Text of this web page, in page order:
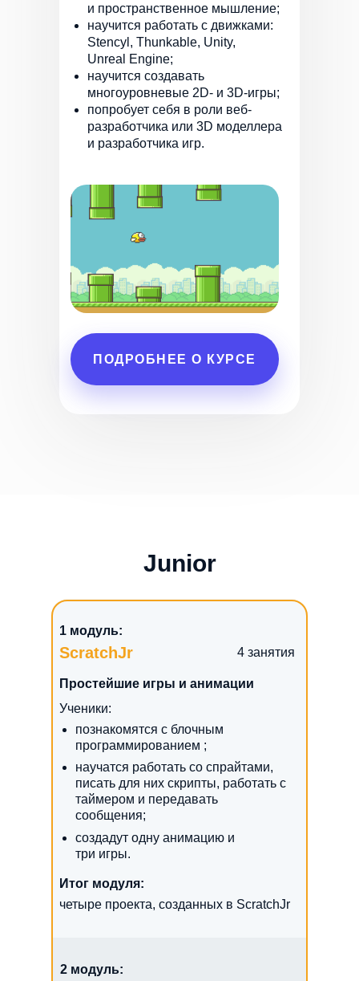
ПОДРОБНЕЕ О КУРСЕ
и пространственное мышление;
научится работать с движками:
Stencyl, Thunkable, Unity,
Unreal Engine;
научится создавать
многоуровневые 2D- и 3D-игры;
попробует себя в роли веб-
разработчика или 3D моделлера
и разработчика игр.
Junior
2 модуль:
1 модуль:
4 занятия
ScratchJr
четыре проекта, созданных в ScratchJr
Простейшие игры и анимации
Итог модуля:
Ученики:
познакомятся с блочным
программированием ;
научатся работать со спрайтами,
писать для них скрипты, работать с
таймером и передавать
сообщения;
создадут одну анимацию и
три игры.